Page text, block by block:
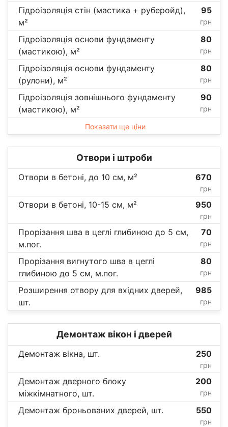
Гідроізоляція стін (мастика + руберойд),
м²
95
грн
Гідроізоляція основи фундаменту
(мастикою), м²
80
грн
Гідроізоляція основи фундаменту
(рулони), м²
80
грн
Гідроізоляція зовнішнього фундаменту
(мастикою), м²
90
грн
Показати ще ціни
Отвори і штроби
Отвори в бетоні, до 10 см, м² 670
грн
Отвори в бетоні, 10-15 см, м² 950
грн
Прорізання шва в цеглі глибиною до 5 см,
м.пог.
70
грн
Прорізання вигнутого шва в цеглі
глибиною до 5 см, м.пог.
80
грн
Розширення отвору для вхідних дверей,
шт.
985
грн
Демонтаж вікон і дверей
Демонтаж вікна, шт. 250
грн
Демонтаж дверного блоку
міжкімнатного, шт.
200
грн
Демонтаж броньованих дверей, шт. 550
грн